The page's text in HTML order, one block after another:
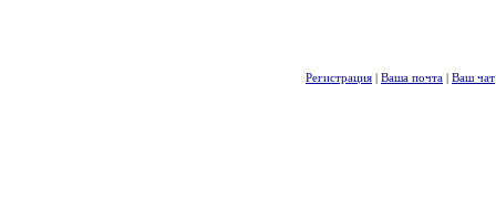
Регистрация | Ваша почта | Ваш чат